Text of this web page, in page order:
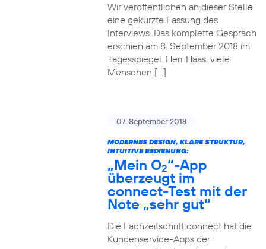
Wir veröffentlichen an dieser Stelle
eine gekürzte Fassung des
Interviews. Das komplette Gespräch
erschien am 8. September 2018 im
Tagesspiegel. Herr Haas, viele
Menschen […]
07. September 2018
MODERNES DESIGN, KLARE STRUKTUR,
INTUITIVE BEDIENUNG:
„Mein O2“-App
überzeugt im
connect-Test mit der
Note „sehr gut“
Die Fachzeitschrift connect hat die
Kundenservice-Apps der